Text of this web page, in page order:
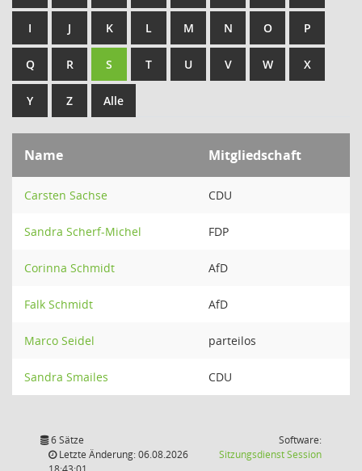
I J K L M N O P
Q R S T U V W X
Y Z Alle
Name Mitgliedschaft
Carsten Sachse CDU
Sandra Scherf-Michel FDP
Corinna Schmidt AfD
Falk Schmidt AfD
Marco Seidel parteilos
Sandra Smailes CDU
6 Sätze
Letzte Änderung: 06.08.2026
Software:
SitzungsdienstSession(Wird in